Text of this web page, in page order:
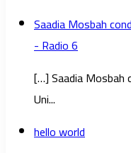
Saadia Mosbah
- Radio 6
[…] Saadia Mosbah
Uni...
hello world